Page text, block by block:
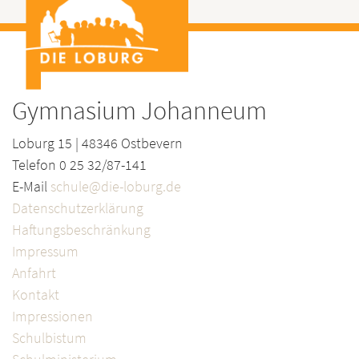
Gymnasium Johanneum
Loburg 15 | 48346 Ostbevern
Telefon 0 25 32/87-141
E-Mail schule@die-loburg.de
Datenschutzerklärung
Haftungsbeschränkung
Impressum
Anfahrt
Kontakt
Impressionen
Schulbistum